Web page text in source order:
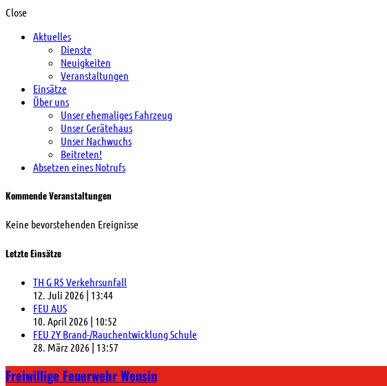
Close
Aktuelles
Dienste
Neuigkeiten
Veranstaltungen
Einsätze
Über uns
Unser ehemaliges Fahrzeug
Unser Gerätehaus
Unser Nachwuchs
Beitreten!
Absetzen eines Notrufs
Kommende Veranstaltungen
Keine bevorstehenden Ereignisse
Letzte Einsätze
TH G R5 Verkehrsunfall
12. Juli 2026 | 13:44
FEU AUS
10. April 2026 | 10:52
FEU 2Y Brand-/Rauchentwicklung Schule
28. März 2026 | 13:57
Freiwillige Feuerwehr Wensin